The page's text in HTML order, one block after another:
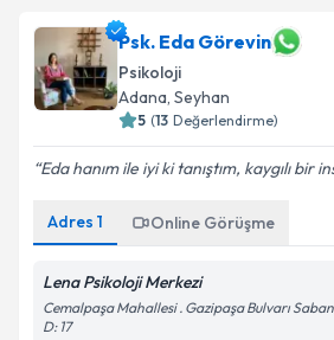
Psk. Eda Görevin
Psikoloji
Adana, Seyhan
5 (13 Değerlendirme)
Eda hanım ile iyi ki tanıştım, kaygılı bir
Adres 1 Online Görüşme
Lena Psikoloji Merkezi
Cemalpaşa Mahallesi . Gazipaşa Bulvarı
D: 17